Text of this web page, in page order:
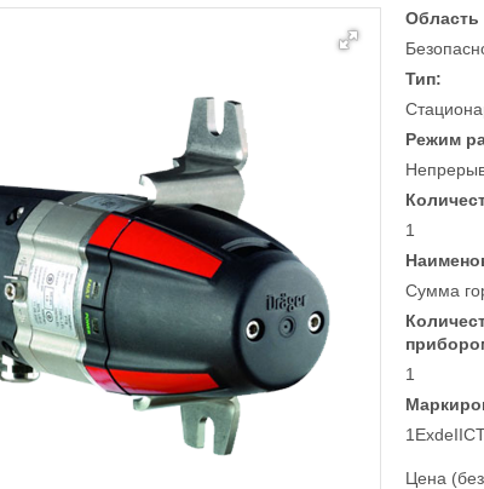
Область
Тип:
Режим
1
Сумма
1
Цена